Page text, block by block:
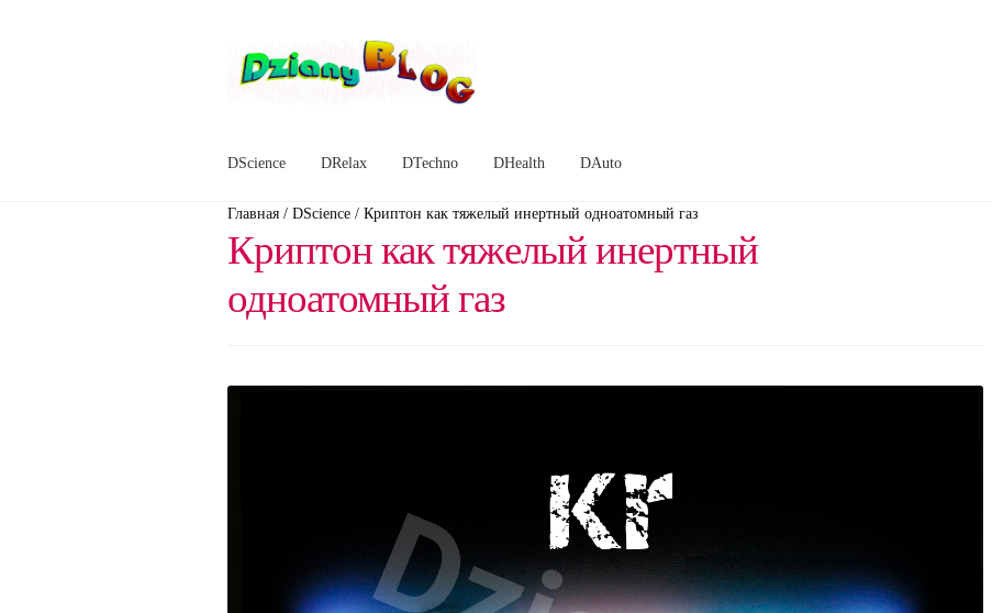
Перейти
Перейти
DScience DRelax DTechno DHealth DAuto
Главная/ DScience/ Криптон как тяжелый инертный одноатомный газ
Криптон как тяжелый инертный
одноатомный газ